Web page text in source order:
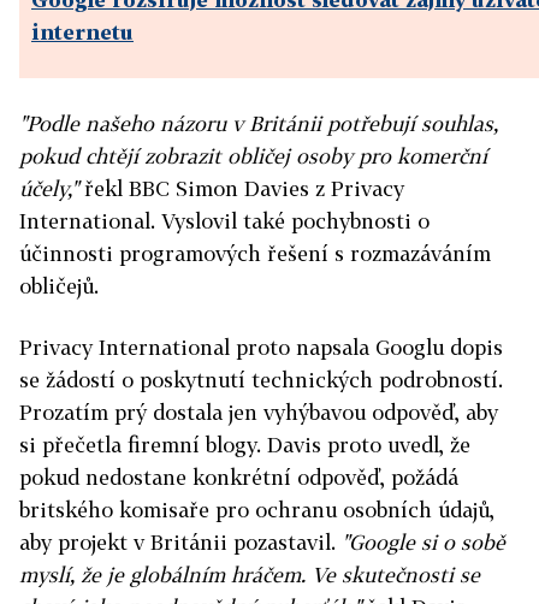
internetu
"Podle našeho názoru v Británii potřebují souhlas,
pokud chtějí zobrazit obličej osoby pro komerční
účely,"řekl BBC Simon Davies z Privacy
International. Vyslovil také pochybnosti o
účinnosti programových řešení s rozmazáváním
obličejů.
Privacy International proto napsala Googlu dopis
se žádostí o poskytnutí technických podrobností.
Prozatím prý dostala jen vyhýbavou odpověď, aby
si přečetla firemní blogy. Davis proto uvedl, že
pokud nedostane konkrétní odpověď, požádá
britského komisaře pro ochranu osobních údajů,
aby projekt v Británii pozastavil. "Google si o sobě
myslí, že je globálním hráčem. Ve skutečnosti se